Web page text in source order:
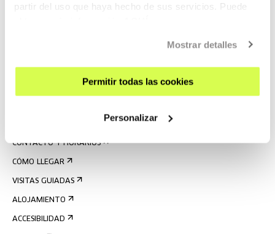
partir del uso que haya hecho de sus servicios. Puede
Mostrar detalles
Permitir todas las cookies
Personalizar
REGÍSTRATE AL BOLETÍN
AGENDA
CONTACTO Y HORARIOS
CÓMO LLEGAR
VISITAS GUIADAS
ALOJAMIENTO
ACCESIBILIDAD